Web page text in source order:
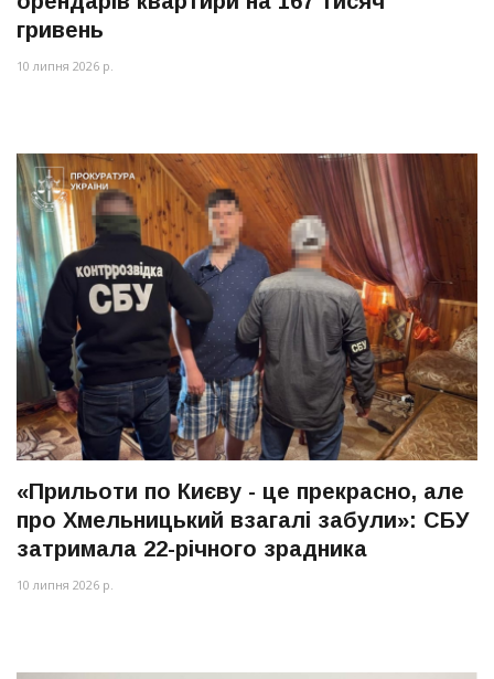
гривень
10 липня 2026 р.
«Прильоти по Києву - це прекрасно, але
про Хмельницький взагалі забули»: СБУ
затримала 22-річного зрадника
10 липня 2026 р.